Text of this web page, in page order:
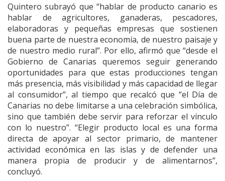
Quintero subrayó que “hablar de producto canario es
hablar de agricultores, ganaderas, pescadores,
elaboradoras y pequeñas empresas que sostienen
buena parte de nuestra economía, de nuestro paisaje y
de nuestro medio rural”. Por ello, afirmó que “desde el
Gobierno de Canarias queremos seguir generando
oportunidades para que estas producciones tengan
más presencia, más visibilidad y más capacidad de llegar
al consumidor”, al tiempo que recalcó que “el Día de
Canarias no debe limitarse a una celebración simbólica,
sino que también debe servir para reforzar el vínculo
con lo nuestro”. “Elegir producto local es una forma
directa de apoyar al sector primario, de mantener
actividad económica en las islas y de defender una
manera propia de producir y de alimentarnos”,
concluyó.